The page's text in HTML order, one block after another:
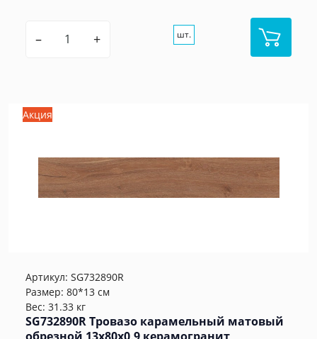
– + шт.
Акция
Артикул: SG732890R
Размер: 80*13 см
Вес: 31.33 кг
SG732890R Тровазо карамельный матовый